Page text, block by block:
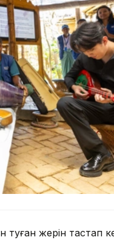
жерін тастап